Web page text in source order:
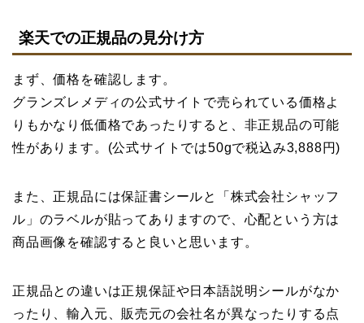
楽天での正規品の見分け方
まず、価格を確認します。
グランズレメディの公式サイトで売られている価格よ
りもかなり低価格であったりすると、非正規品の可能
性があります。(公式サイトでは50gで税込み3,888円)
また、正規品には保証書シールと「株式会社シャッフ
ル」のラベルが貼ってありますので、心配という方は
商品画像を確認すると良いと思います。
正規品との違いは正規保証や日本語説明シールがなか
ったり、輸入元、販売元の会社名が異なったりする点